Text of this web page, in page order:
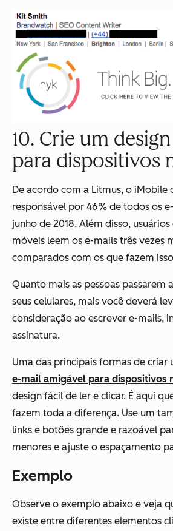
10. Crie um
para dispositivos
De acordo com a Litmus, o iMobile
responsável por 46% de todos os
junho de 2018. Além disso,
móveis leem os e-mails três vezes
comparados com os que fazem
Quanto mais as pessoas passarem
seus celulares, mais você deverá
consideração ao escrever e-mails,
assinatura.
Uma das principais formas de criar
e-mail amigável para dispositivos
design fácil de ler e clicar. É aqui
fazem toda a diferença. Use um
links e botões grande e razoável
menores e ajuste o espaçamento
Exemplo
Observe o exemplo abaixo e veja
existe entre diferentes elementos